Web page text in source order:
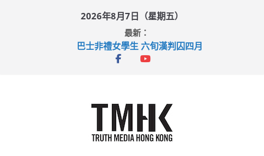
2026年8月7日（星期五）
最新：
巴士非禮女學生 六旬漢判囚四月
涉造假公屋富戶申報表 倉管員准保釋候訊